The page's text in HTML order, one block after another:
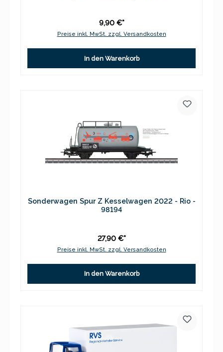
9,90 €*
Preise inkl. MwSt. zzgl. Versandkosten
In den Warenkorb
Sonderwagen Spur Z Kesselwagen 2022 - Rio -
98194
27,90 €*
Preise inkl. MwSt. zzgl. Versandkosten
In den Warenkorb